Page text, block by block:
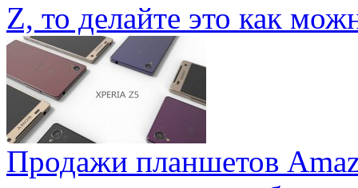
Z, то делайте это как
Продажи планшетов